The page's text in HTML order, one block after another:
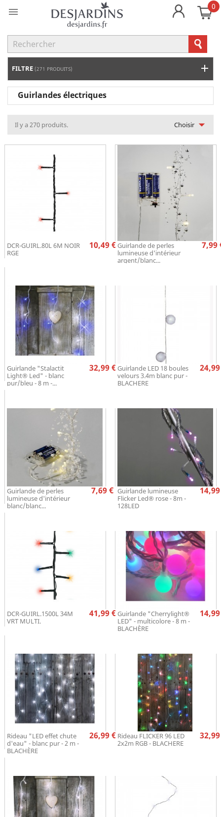
 0
FILTRE (271 PRODUITS)
Guirlandes électriques
Choisir 
Il y a 270 produits.
DCR-GUIRL.80L 6M NOIR
RGE
Prix
10,49 € Guirlande de perles
lumineuse d'intérieur
argent/blanc...
7,99
Guirlande "Stalactit
Light® Led" - blanc
pur/bleu - 8 m -...
Prix
32,99 € Guirlande LED 18 boules
velours 3.4m blanc pur -
BLACHERE
Guirlande de perles
lumineuse d'intérieur
blanc/blanc...
Prix
7,69 € Guirlande lumineuse
Flicker Led® rose - 8m -
128LED
DCR-GUIRL.1500L 34M
VRT MULTI.
Prix
41,99 € Guirlande "Cherrylight®
LED" - multicolore - 8 m -
BLACHÈRE
Rideau "LED effet chute
d'eau" - blanc pur - 2 m -
BLACHÈRE
Prix
26,99 € Rideau FLICKER 96 LED
2x2m RGB - BLACHERE